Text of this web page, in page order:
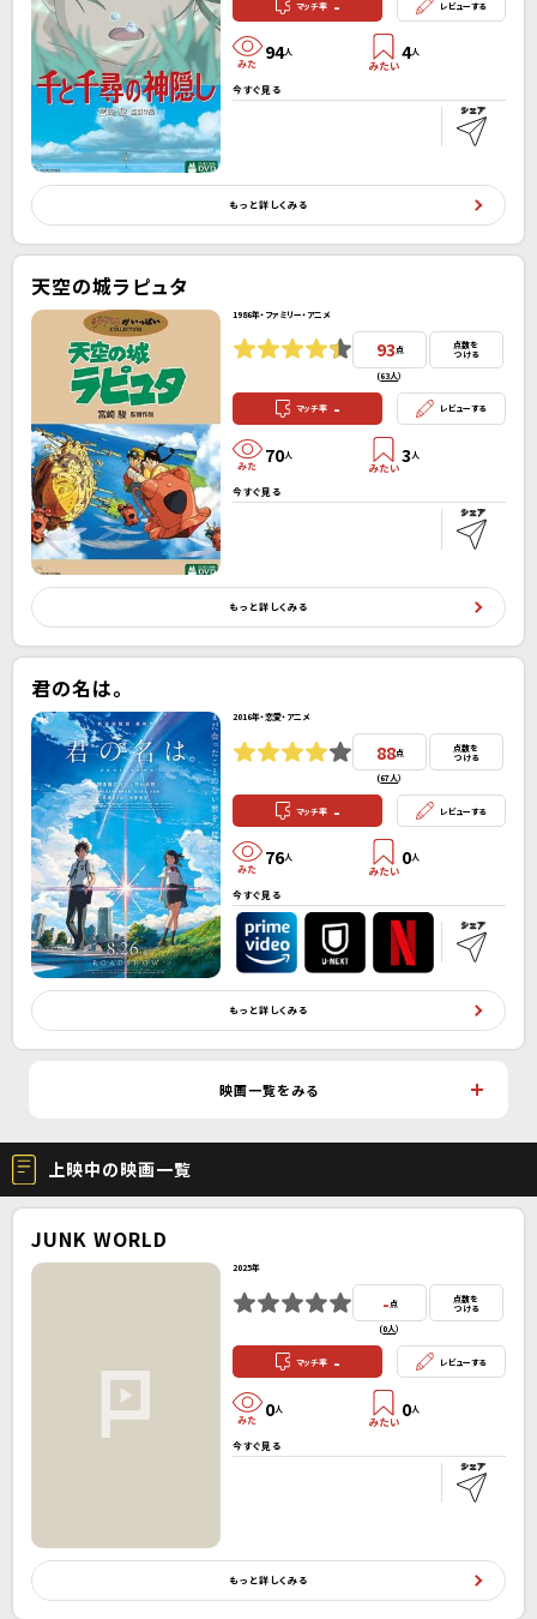
マッチ率 - レビューする
94人 4人
今すぐ見る
もっと詳しくみる
天空の城ラピュタ
1986年・ファミリー・アニメ
93点
(63人）
点数を
つける
マッチ率 - レビューする
70人 3人
今すぐ見る
もっと詳しくみる
君の名は。
2016年・恋愛・アニメ
88点
(67人）
点数を
つける
マッチ率 - レビューする
76人 0人
今すぐ見る
もっと詳しくみる
映画一覧をみる
上映中の映画一覧
JUNK WORLD
2025年
- 点
(0人）
点数を
つける
マッチ率 - レビューする
0人 0人
今すぐ見る
もっと詳しくみる